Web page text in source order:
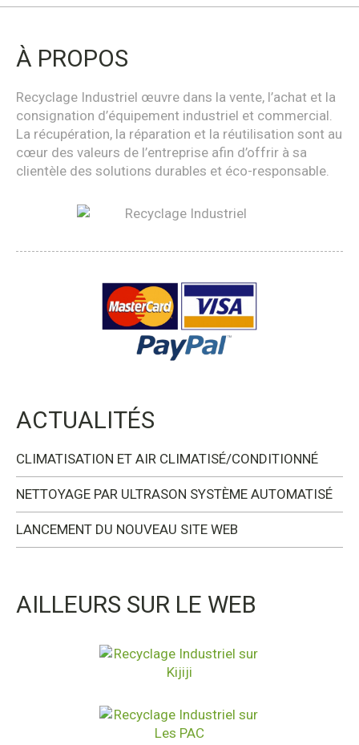
À PROPOS
Recyclage Industriel œuvre dans la vente, l’achat et la
consignation d’équipement industriel et commercial.
La récupération, la réparation et la réutilisation sont au
cœur des valeurs de l’entreprise afin d’offrir à sa
clientèle des solutions durables et éco-responsable.
ACTUALITÉS
CLIMATISATION ET AIR CLIMATISÉ/CONDITIONNÉ
NETTOYAGE PAR ULTRASON SYSTÈME AUTOMATISÉ
LANCEMENT DU NOUVEAU SITE WEB
AILLEURS SUR LE WEB